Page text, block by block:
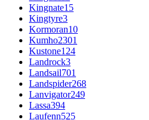
Kingnate15
Kingtyre3
Kormoran10
Kumho2301
Kustone124
Landrock3
Landsail701
Landspider268
Lanvigator249
Lassa394
Laufenn525